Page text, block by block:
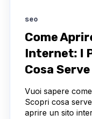
seo
Come
Internet: I
Cosa
Vuoi sapere
Scopri cosa
aprire un sito